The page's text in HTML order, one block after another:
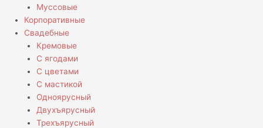
Муссовые
Корпоративные
Свадебные
Кремовые
С ягодами
С цветами
С мастикой
Одноярусный
Двухъярусный
Трехъярусный